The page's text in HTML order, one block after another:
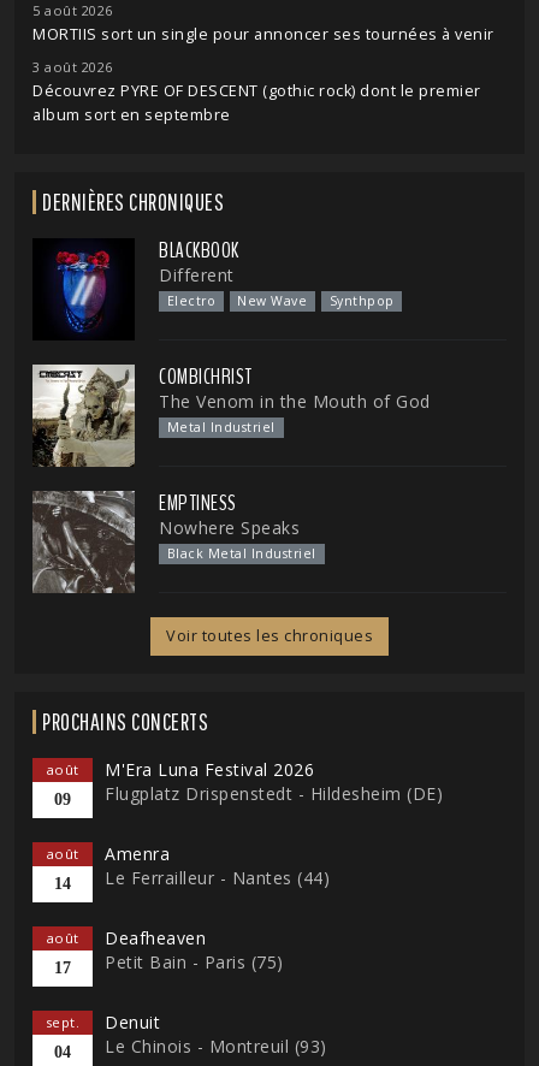
5 août 2026
MORTIIS sort un single pour annoncer ses tournées à venir
3 août 2026
Découvrez PYRE OF DESCENT (gothic rock) dont le premier
album sort en septembre
DERNIÈRES CHRONIQUES
BLACKBOOK
Different
Electro New Wave Synthpop
COMBICHRIST
The Venom in the Mouth of God
Metal Industriel
EMPTINESS
Nowhere Speaks
Black Metal Industriel
Voir toutes les chroniques
PROCHAINS CONCERTS
août
09
M'Era Luna Festival 2026
Flugplatz Drispenstedt - Hildesheim (DE)
août
14
Amenra
Le Ferrailleur - Nantes (44)
août
17
Deafheaven
Petit Bain - Paris (75)
sept.
04
Denuit
Le Chinois - Montreuil (93)